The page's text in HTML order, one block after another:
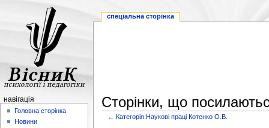
Сторінки, що
←Категорія:Наукові праці Котенко О.В.
спеціальна сторінка
навігація
Головна сторінка
Новини